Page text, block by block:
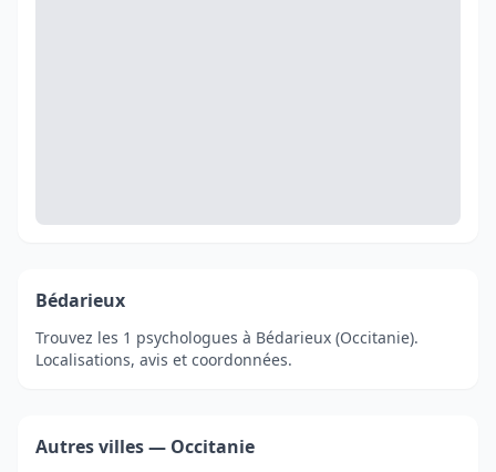
Bédarieux
Trouvez les 1 psychologues à Bédarieux (Occitanie).
Localisations, avis et coordonnées.
Autres villes — Occitanie